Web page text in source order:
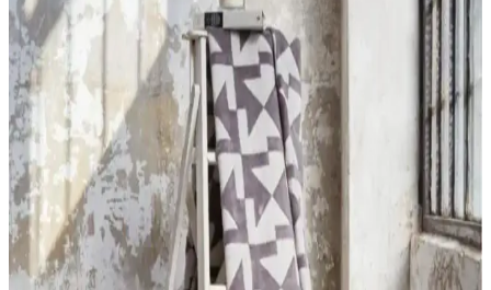
Kaliteli malzeme ve kullanışlı tasarımıyla soğuk havalara ideal bir
tercih.
Madame Coco Peluş Halı: Yumuşak Dokusu ve
Dekorasyonda Estetik Çözümler
Madame Coco peluş halılar, yumuşak dokusu ve çeşitli renk
seçenekleriyle ev dekorasyonunda konfor ve estetik sunar. Uzun
ömürlü ve kolay temizlenebilir yapısıyla yaşam alanlarınıza sıcaklık
katar.
MaisonArt Comfy ve Semecca Lara Kapüşonlu
Bornoz Karşılaştırması